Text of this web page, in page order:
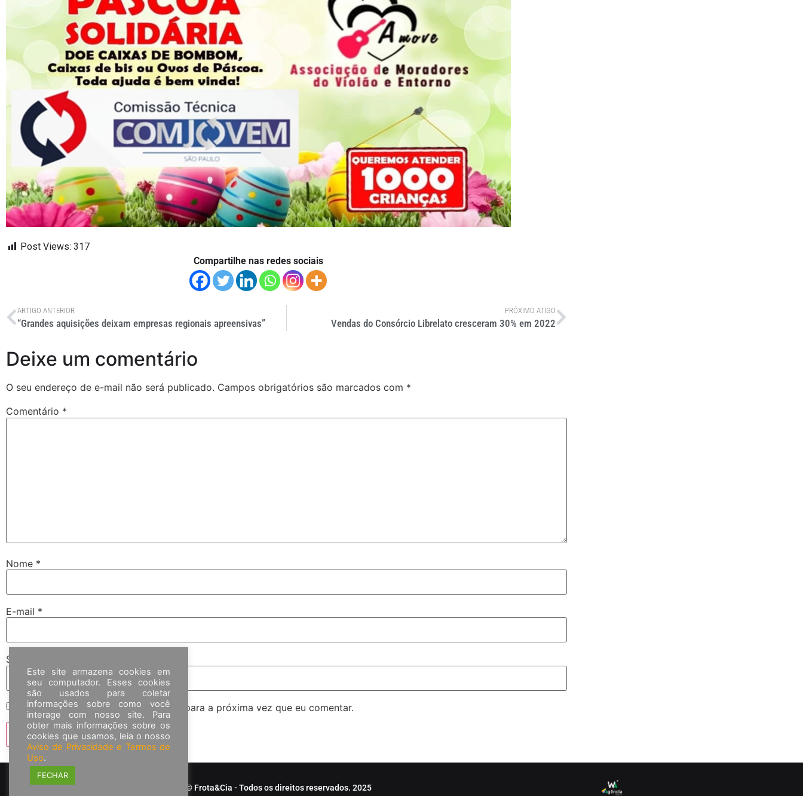
Post Views: 317
Compartilhe nas redes sociais
ARTIGO ANTERIOR
“Grandes aquisições deixam empresas regionais apreensivas”
PRÓXIMO ATIGO
Vendas do Consórcio Librelato cresceram 30% em 2022
Deixe um comentário
O seu endereço de e-mail não será publicado. Campos obrigatórios são marcados com *
Comentário *
Nome *
E-mail *
Site
Salvar meus dados neste navegador para a próxima vez que eu comentar.
© Frota&Cia - Todos os direitos reservados. 2025
Este site armazena cookies em
seu computador. Esses cookies
são usados para coletar
informações sobre como você
interage com nosso site. Para
obter mais informações sobre os
cookies que usamos, leia o nosso
Aviso de Privacidade e Termos de
Uso.
FECHAR